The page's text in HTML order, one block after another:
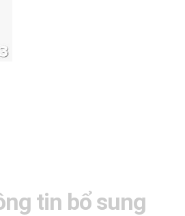
tin bổ sung